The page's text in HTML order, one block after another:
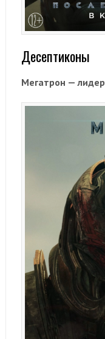
Десептиконы
Мегатрон —